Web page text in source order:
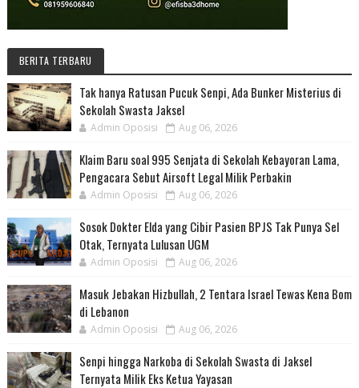
BERITA TERBARU
Tak hanya Ratusan Pucuk Senpi, Ada Bunker Misterius di
Sekolah Swasta Jaksel
Admin Oposisi Aug 06, 2026
Klaim Baru soal 995 Senjata di Sekolah Kebayoran Lama,
Pengacara Sebut Airsoft Legal Milik Perbakin
Admin Oposisi Aug 06, 2026
Sosok Dokter Elda yang Cibir Pasien BPJS Tak Punya Sel
Otak, Ternyata Lulusan UGM
Admin Oposisi Aug 06, 2026
Masuk Jebakan Hizbullah, 2 Tentara Israel Tewas Kena Bom
di Lebanon
Admin Oposisi Aug 06, 2026
Senpi hingga Narkoba di Sekolah Swasta di Jaksel
Ternyata Milik Eks Ketua Yayasan